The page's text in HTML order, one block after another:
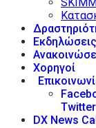
Εκδηλώσεις
Χορηγοί
Twitter
DX News